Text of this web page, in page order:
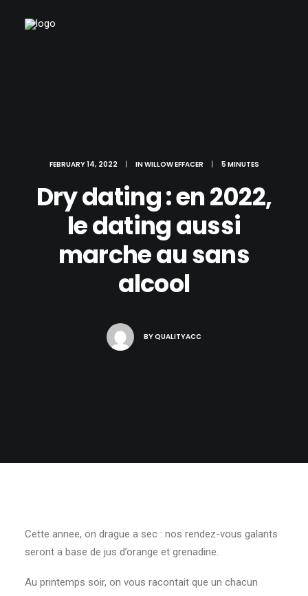
FEBRUARY 14, 2022 | INWILLOW EFFACER | 5 MINUTES
Dry dating : en 2022,
le dating aussi
marche au sans
alcool
BYQUALITYACC
Cette annee, on drague a sec : nos rendez-vous galants
seront a base de jus d’orange et grenadine.
Au printemps soir, on vous racontait que un chacun